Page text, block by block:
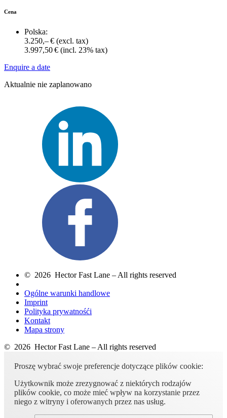
Cena
Polska:
3.250,– € (excl. tax)
3.997,50 € (incl. 23% tax)
Enquire a date
Aktualnie nie zaplanowano
© 2026 Hector Fast Lane – All rights reserved
Ogólne warunki handlowe
Imprint
Polityka prywatnośći
Kontakt
Mapa strony
© 2026 Hector Fast Lane – All rights reserved
Proszę wybrać swoje preferencje dotyczące plików cookie:
Użytkownik może zrezygnować z niektórych rodzajów
plików cookie, co może mieć wpływ na korzystanie przez
niego z witryny i oferowanych przez nas usług.